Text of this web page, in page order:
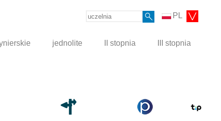
PL
jednolite II stopnia III stopnia